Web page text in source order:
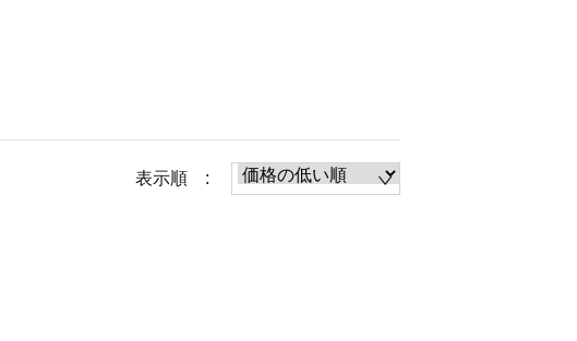
表示順 :